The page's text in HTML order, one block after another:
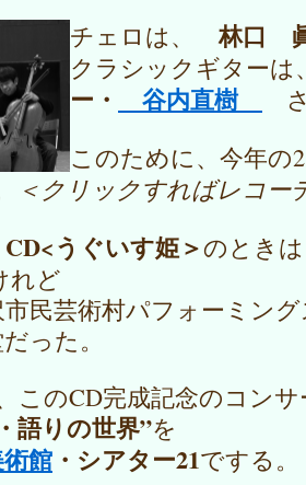
チェロは、
林口
クラシックギターは
ー・ 谷内直樹
このために、今年の
＜クリックすればレコー
CD<うぐいす姫＞のとき
れど
民芸術村パフォーミン
った。
このCD完成記念のコンサ
語りの世界”を
館 ・シアター21でする。